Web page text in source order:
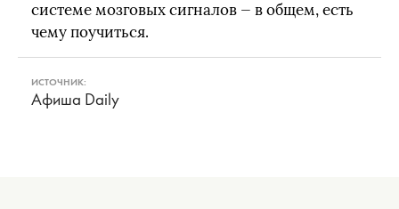
системе мозговых сигналов — в общем, есть
чему поучиться.
ИСТОЧНИК:
Афиша Daily